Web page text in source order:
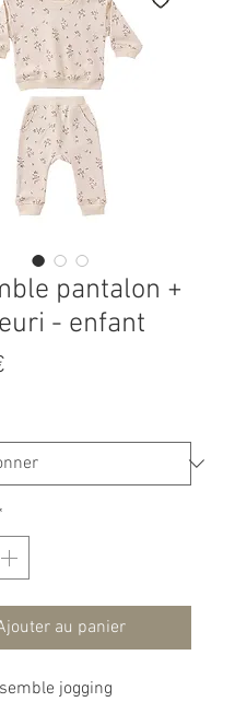
pantalon +
- enfant
au panier
jogging